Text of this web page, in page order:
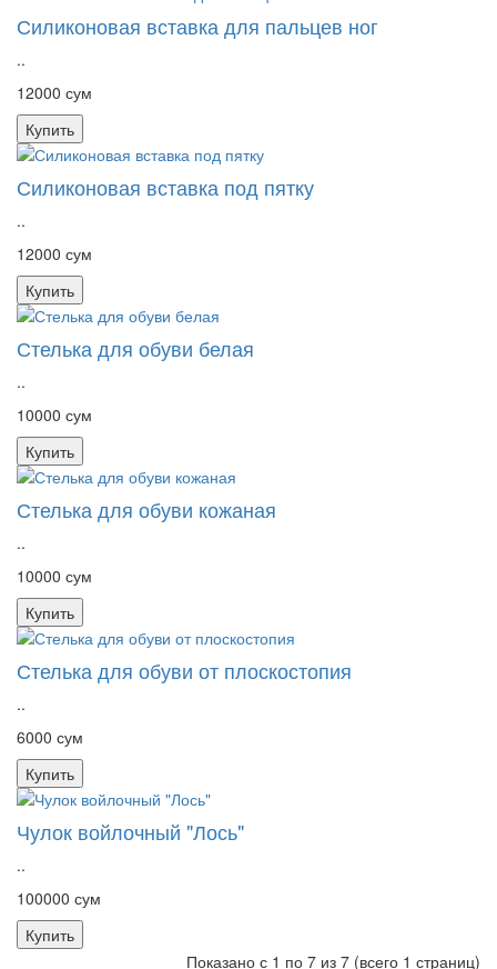
Силиконовая вставка для пальцев ног
..
12000 сум
Купить
Силиконовая вставка под пятку
..
12000 сум
Купить
Стелька для обуви белая
..
10000 сум
Купить
Стелька для обуви кожаная
..
10000 сум
Купить
Стелька для обуви от плоскостопия
..
6000 сум
Купить
Чулок войлочный "Лось"
..
100000 сум
Купить
Показано с 1 по 7 из 7 (всего 1 страниц)